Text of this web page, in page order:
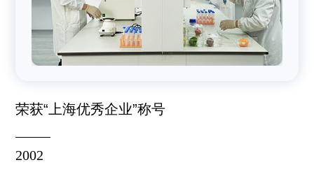
荣获“上海优秀企业”称号
2002